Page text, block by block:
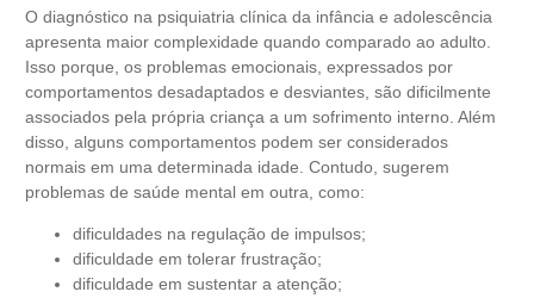
O diagnóstico na psiquiatria clínica da infância e adolescência
apresenta maior complexidade quando comparado ao adulto.
Isso porque, os problemas emocionais, expressados por
comportamentos desadaptados e desviantes, são dificilmente
associados pela própria criança a um sofrimento interno. Além
disso, alguns comportamentos podem ser considerados
normais em uma determinada idade. Contudo, sugerem
problemas de saúde mental em outra, como:
dificuldades na regulação de impulsos;
dificuldade em tolerar frustração;
dificuldade em sustentar a atenção;